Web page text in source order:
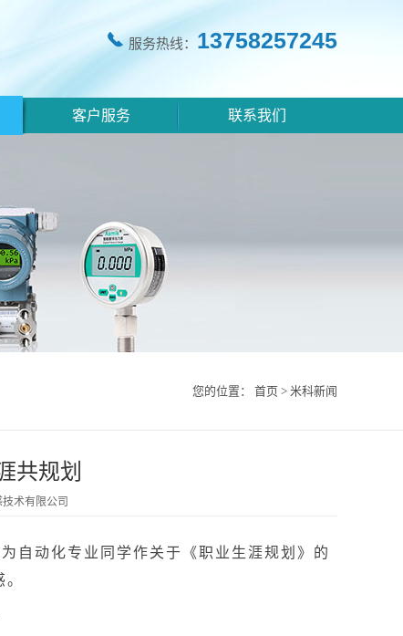
服务热线： 13758257245
客户服务 联系我们
您的位置： 首页 > 米科新闻
共规划
术有限公司
动化专业同学作关于《职业生涯规划》的